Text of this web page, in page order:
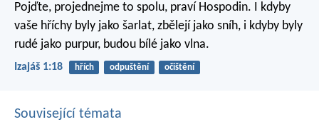
Pojďte, projednejme to spolu, praví Hospodin. I kdyby
vaše hříchy byly jako šarlat, zbělejí jako sníh, i kdyby byly
rudé jako purpur, budou bílé jako vlna.
Izajáš 1:18 hřích odpuštění očištění
Související témata